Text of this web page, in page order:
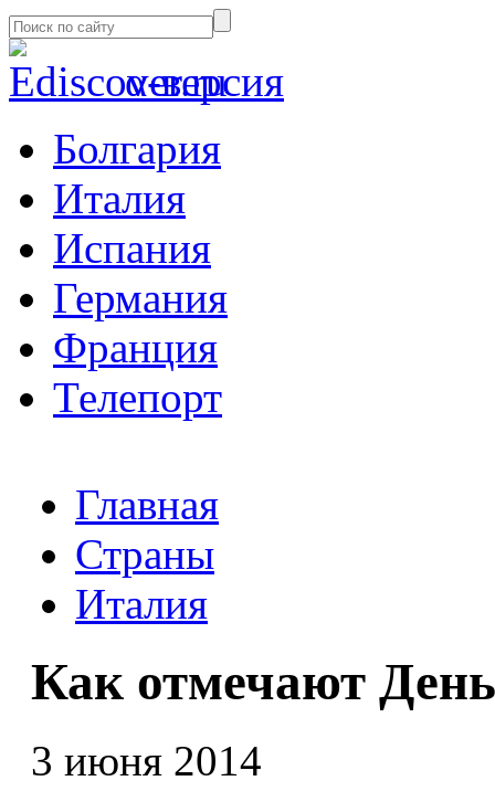
α-версия
Болгария
Италия
Испания
Германия
Франция
Телепорт
Главная
Страны
Италия
Как отмечают
3 июня 2014